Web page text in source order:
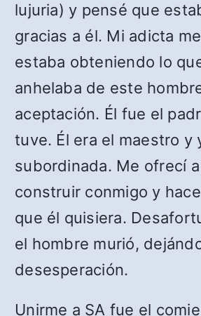
lujuria) y pensé que
gracias a él. Mi adicta
estaba obteniendo lo
anhelaba de este
aceptación. Él fue el
tuve. Él era el maestro y
subordinada. Me ofrecí
construir conmigo y
que él quisiera.
el hombre murió,
desesperación.
Unirme a SA fue el